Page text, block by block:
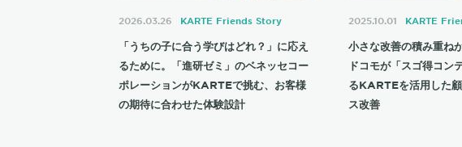
2026.03.26 KARTE Friends Story
「うちの子に合う学びはどれ？」に応え
るために。「進研ゼミ」のベネッセコー
ポレーションがKARTEで挑む、お客様
の期待に合わせた体験設計
2025.10.01 KARTE
小さな改善の積み重ね
ドコモが「スゴ得コン
るKARTEを活用した
ス改善